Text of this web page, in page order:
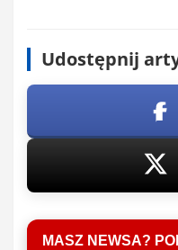
Udostępnij
MASZ NEWSA?